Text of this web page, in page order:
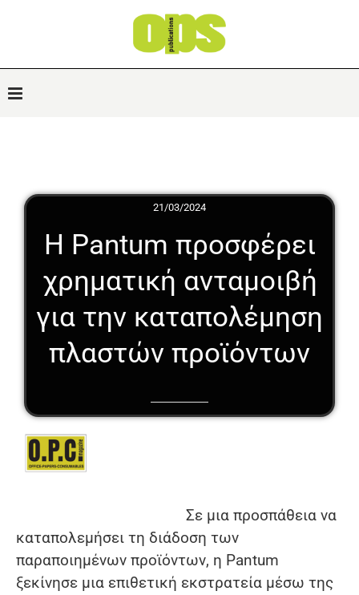
21/03/2024
Η Pantum προσφέρει
χρηματική ανταμοιβή
για την καταπολέμηση
πλαστών προϊόντων
Σε μια προσπάθεια να
καταπολεμήσει τη διάδοση των
παραποιημένων προϊόντων, η Pantum
ξεκίνησε μια επιθετική εκστρατεία μέσω της